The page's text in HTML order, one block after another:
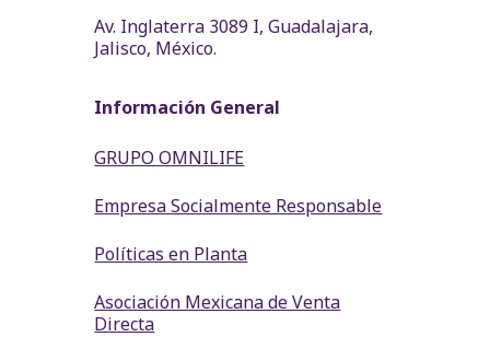
Av. Inglaterra 3089 I, Guadalajara,
Jalisco, México.
Información General
GRUPO OMNILIFE
Empresa Socialmente Responsable
Políticas en Planta
Asociación Mexicana de Venta
Directa